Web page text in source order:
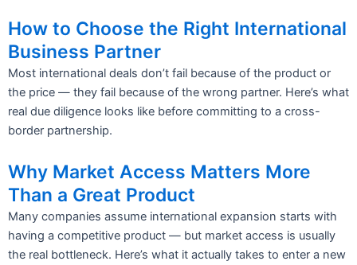
How to Choose the Right International
Business Partner
Most international deals don’t fail because of the product or
the price — they fail because of the wrong partner. Here’s what
real due diligence looks like before committing to a cross-
border partnership.
Why Market Access Matters More
Than a Great Product
Many companies assume international expansion starts with
having a competitive product — but market access is usually
the real bottleneck. Here’s what it actually takes to enter a new